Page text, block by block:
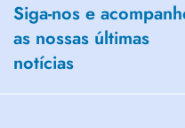
Siga-nos e
as nossas últimas
notícias